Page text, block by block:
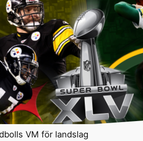
VM för landslag